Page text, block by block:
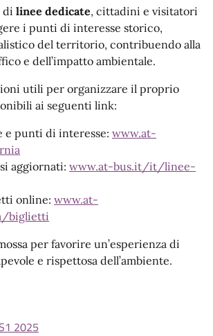
di linee dedicate, cittadini e visitatori
i punti di interesse storico,
del territorio, contribuendo alla
e dell’impatto ambientale.
utili per organizzare il proprio
ai seguenti link:
e punti di interesse: www.at-
aggiornati: www.at-bus.it/it/linee-
online: www.at-
biglietti
per favorire un’esperienza di
e rispettosa dell’ambiente.
2025